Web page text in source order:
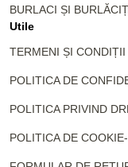
BURLACI ȘI
Utile
TERMENI ȘI CONDIȚII
POLITICA DE
POLITICA PRIVIND
POLITICA DE